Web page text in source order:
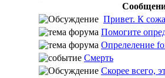
Привет. К
Помогите
Опрелеление
Cмерть
Скорее всего,